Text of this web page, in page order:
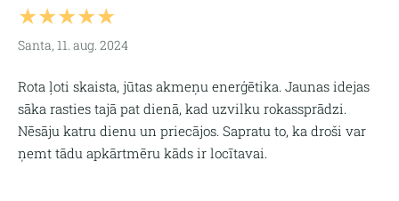
★★★★★
Santa, 11. aug. 2024
Rota ļoti skaista, jūtas akmeņu enerģētika. Jaunas idejas
sāka rasties tajā pat dienā, kad uzvilku rokassprādzi.
Nēsāju katru dienu un priecājos. Sapratu to, ka droši var
ņemt tādu apkārtmēru kāds ir locītavai.